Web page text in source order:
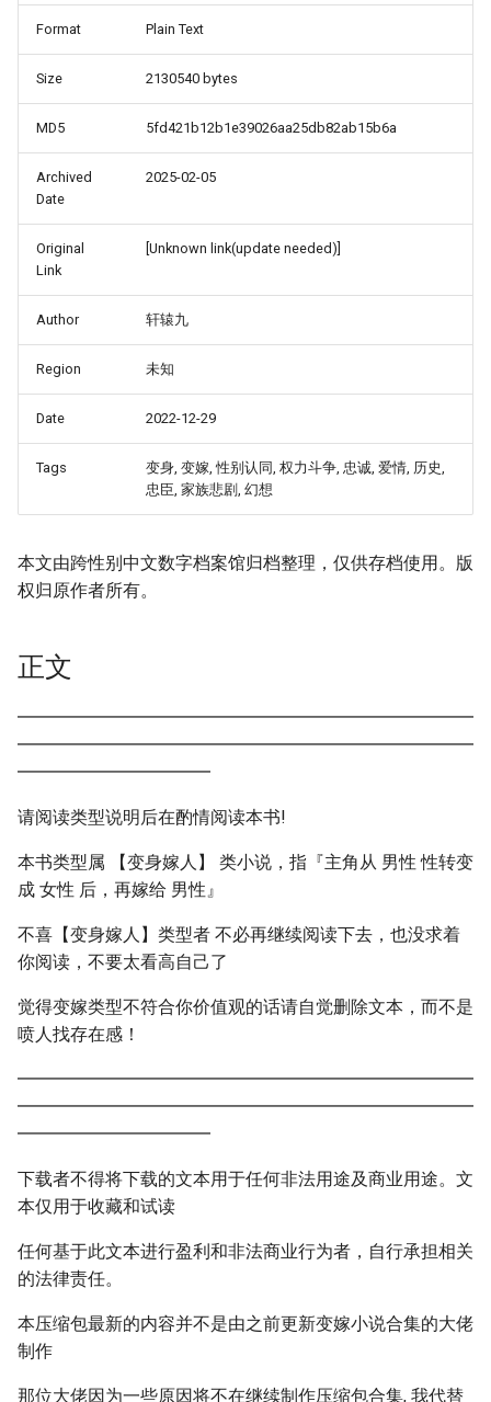
Format Plain Text
Size 2130540 bytes
MD5 5fd421b12b1e39026aa25db82ab15b6a
Archived
Date
2025-02-05
Original
Link
[Unknown link(update needed)]
Author 轩辕九
Region 未知
Date 2022-12-29
Tags
变身, 变嫁, 性别认同, 权力斗争, 忠诚, 爱情, 历史,
忠臣, 家族悲剧, 幻想
本文由跨性别中文数字档案馆归档整理，仅供存档使用。版
权归原作者所有。
正文
━━━━━━━━━━━━━━━━━━━━━━━━━━
━━━━━━━━━━━━━━━━━━━━━━━━━━
━━━━━━━━━━━
请阅读类型说明后在酌情阅读本书!
本书类型属 【变身嫁人】 类小说，指『主角从 男性 性转变
成 女性 后，再嫁给 男性』
不喜【变身嫁人】类型者 不必再继续阅读下去，也没求着
你阅读，不要太看高自己了
觉得变嫁类型不符合你价值观的话请自觉删除文本，而不是
喷人找存在感！
━━━━━━━━━━━━━━━━━━━━━━━━━━
━━━━━━━━━━━━━━━━━━━━━━━━━━
━━━━━━━━━━━
下载者不得将下载的文本用于任何非法用途及商业用途。文
本仅用于收藏和试读
任何基于此文本进行盈利和非法商业行为者，自行承担相关
的法律责任。
本压缩包最新的内容并不是由之前更新变嫁小说合集的大佬
制作
那位大佬因为一些原因将不在继续制作压缩包合集, 我代替